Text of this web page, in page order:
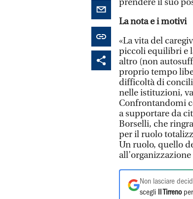
La nota e i motivi
«La vita del
piccoli equilibri e
altro (non
proprio tempo
difficoltà di
nelle istituzioni,
Confrontandomi
a supportare da
Borselli, che
per il ruolo
Un ruolo, quello
Non lasciare
scegli
Il Tirrenoper